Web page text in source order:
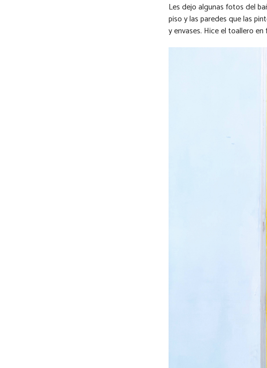
Les dejo algunas fotos del
piso y las paredes que las
y envases. Hice el toallero